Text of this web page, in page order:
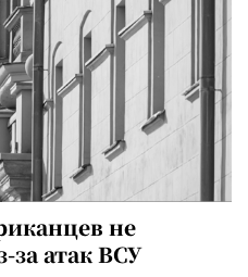
не
за атак ВСУ